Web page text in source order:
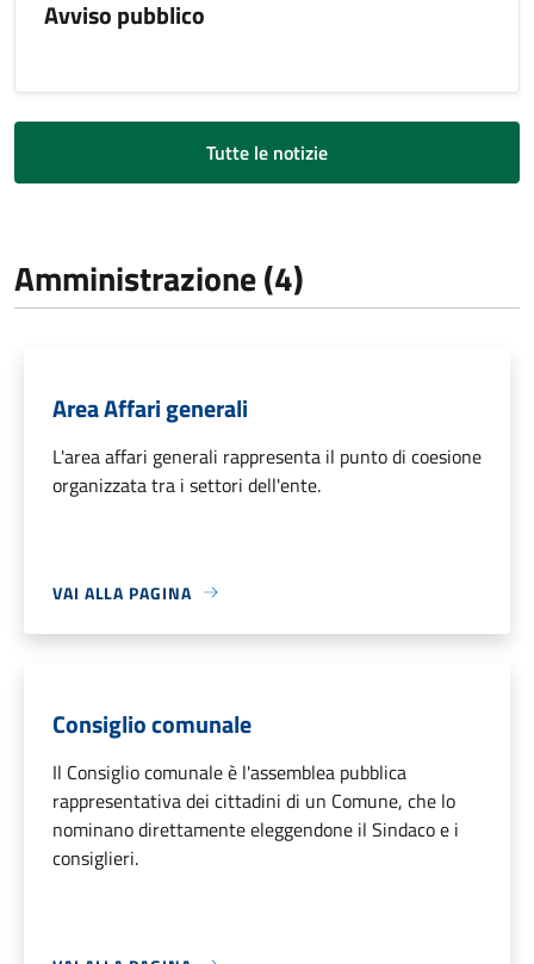
Avviso pubblico
Tutte le notizie
Amministrazione (4)
Area Affari generali
L'area affari generali rappresenta il punto di coesione
organizzata tra i settori dell'ente.
VAI ALLA PAGINA
Consiglio comunale
Il Consiglio comunale è l'assemblea pubblica
rappresentativa dei cittadini di un Comune, che lo
nominano direttamente eleggendone il Sindaco e i
consiglieri.